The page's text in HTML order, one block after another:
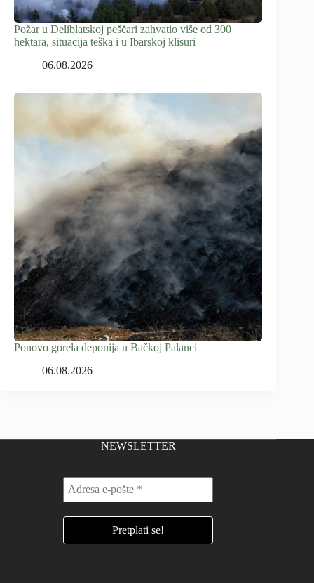
Požar u Deliblatskoj peščari zahvatio više od 300
hektara, situacija teška i u Ibarskoj klisuri
06.08.2026
Ponovo gorela deponija u Bačkoj Palanci
06.08.2026
NEWSLETTER